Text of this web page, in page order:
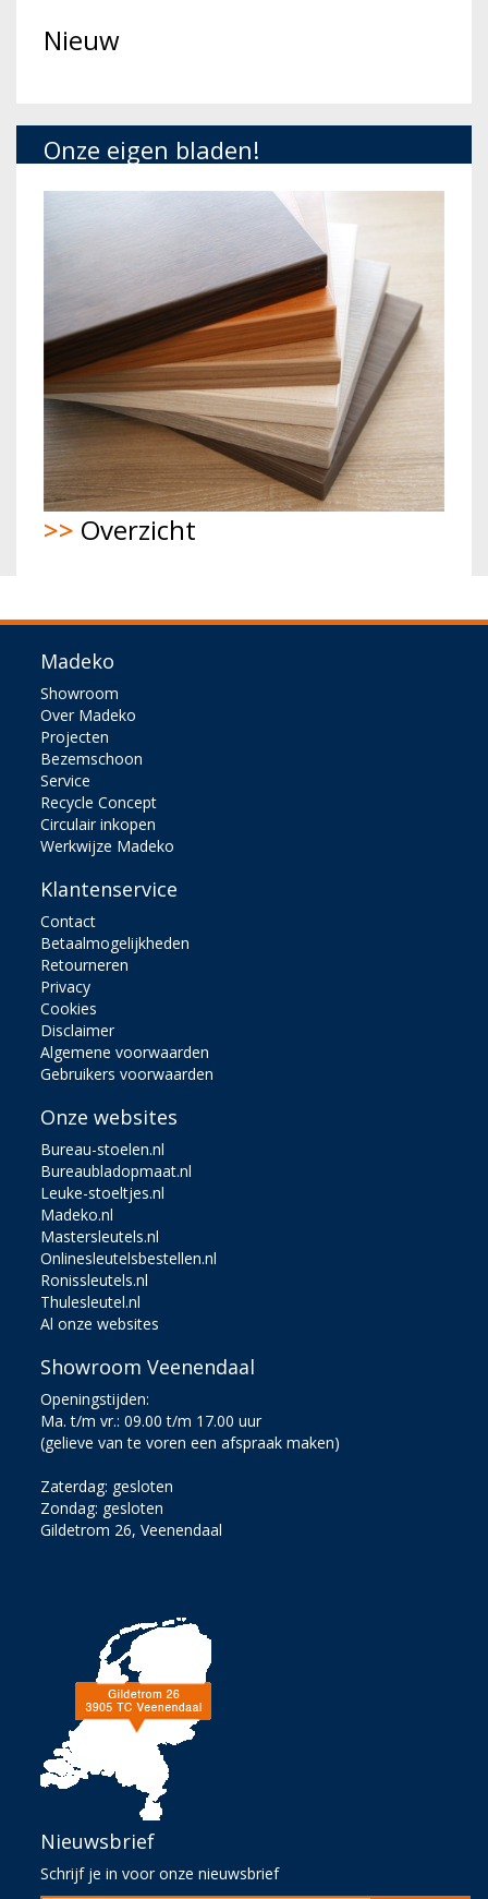
Nieuw
Onze eigen bladen!
>> Overzicht
Madeko
Showroom
Over Madeko
Projecten
Bezemschoon
Service
Recycle Concept
Circulair inkopen
Werkwijze Madeko
Klantenservice
Contact
Betaalmogelijkheden
Retourneren
Privacy
Cookies
Disclaimer
Algemene voorwaarden
Gebruikers voorwaarden
Onze websites
Bureau-stoelen.nl
Bureaubladopmaat.nl
Leuke-stoeltjes.nl
Madeko.nl
Mastersleutels.nl
Onlinesleutelsbestellen.nl
Ronissleutels.nl
Thulesleutel.nl
Al onze websites
Showroom Veenendaal
Openingstijden:
Ma. t/m vr.: 09.00 t/m 17.00 uur
(gelieve van te voren een afspraak maken)
Zaterdag: gesloten
Zondag: gesloten
Gildetrom 26, Veenendaal
Nieuwsbrief
Schrijf je in voor onze nieuwsbrief